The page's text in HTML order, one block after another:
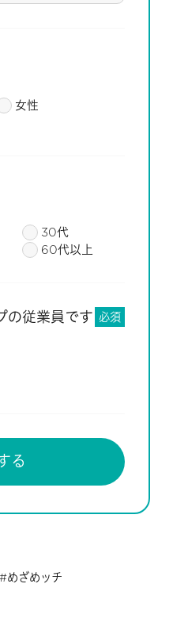
女性
30代
60代以上
の従業員です 必須
めざめッチ